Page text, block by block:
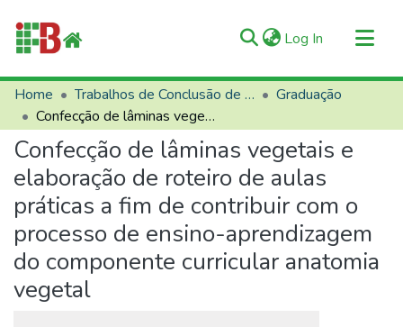
Log In (current)
Communities & Collections
All of RIIFB
Manuals and Terms
Statistics
About RIIFB
Help
Contacts
Home Trabalhos de Conclusão de Curso (TCCs)
Graduação
Confecção de lâminas vegetais e elaboração de roteiro de aulas práticas a fim de contribuir com o processo de ensino-aprendizagem do componente curricular anatomia vegetal
Confecção de lâminas vegetais e
elaboração de roteiro de aulas
práticas a fim de contribuir com o
processo de ensino-aprendizagem
do componente curricular anatomia
vegetal